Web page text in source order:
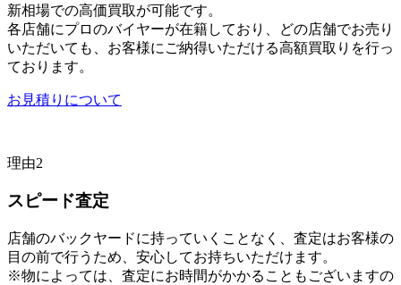
新相場での高価買取が可能です。
各店舗にプロのバイヤーが在籍しており、どの店舗でお売り
いただいても、お客様にご納得いただける高額買取りを行っ
ております。
お見積りについて
理由2
スピード査定
店舗のバックヤードに持っていくことなく、査定はお客様の
目の前で行うため、安心してお持ちいただけます。
※物によっては、査定にお時間がかかることもございますの